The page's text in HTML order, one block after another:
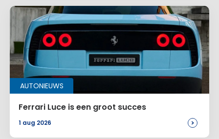
AUTONIEUWS
Ferrari Luce is een groot succes
1 aug 2026 >